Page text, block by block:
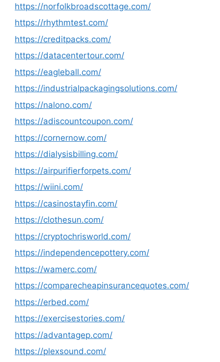
https://norfolkbroadscottage.com/
https://rhythmtest.com/
https://creditpacks.com/
https://datacentertour.com/
https://eagleball.com/
https://industrialpackagingsolutions.com/
https://nalono.com/
https://adiscountcoupon.com/
https://cornernow.com/
https://dialysisbilling.com/
https://airpurifierforpets.com/
https://wiini.com/
https://casinostayfin.com/
https://clothesun.com/
https://cryptochrisworld.com/
https://independencepottery.com/
https://wamerc.com/
https://comparecheapinsurancequotes.com/
https://erbed.com/
https://exercisestories.com/
https://advantagep.com/
https://plexsound.com/